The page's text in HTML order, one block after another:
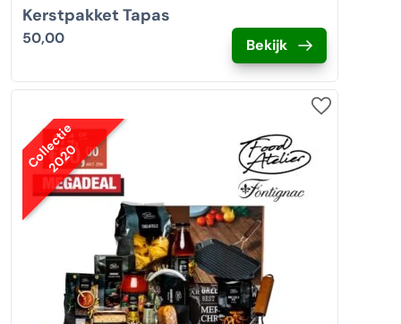
Kerstpakket Tapas
50,00 Bekijk
Collectie
2020